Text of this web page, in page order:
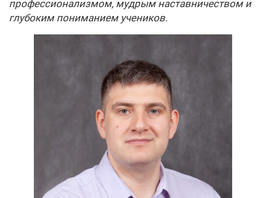
профессионализмом, мудрым наставничеством и
глубоким пониманием учеников.